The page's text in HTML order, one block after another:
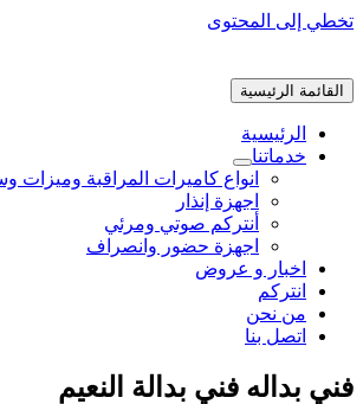
تخطي إلى المحتوى
القائمة الرئيسية
الرئيسية
خدماتنا
انواع كاميرات المراقبة وميزات
اجهزة إنذار
أنتركم صوتي ومرئي
اجهزة حضور وانصراف
اخبار و عروض
انتركم
من نحن
اتصل بنا
فني بداله فني بدالة النعيم